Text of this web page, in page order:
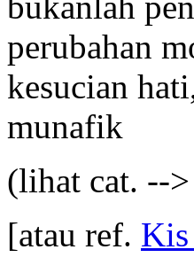
perubahan
kesucian
munafik
(lihat cat. -->
[atau ref.